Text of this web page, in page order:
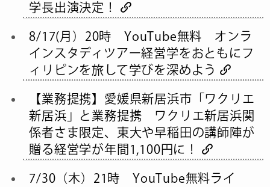
学長出演決定！
8/17(月）20時 YouTube無料 オンラ
インスタディツアー経営学をおともにフ
ィリピンを旅して学びを深めよう
【業務提携】愛媛県新居浜市「ワクリエ
新居浜」と業務提携 ワクリエ新居浜関
係者さま限定、東大や早稲田の講師陣が
贈る経営学が年間1,100円に！
7/30（木）21時 YouTube無料ライ